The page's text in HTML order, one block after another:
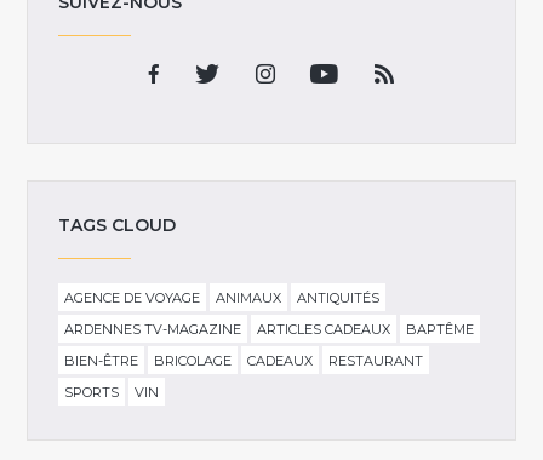
TAGS CLOUD
AGENCE DE VOYAGE ANIMAUX
ANTIQUITÉS
ARDENNES TV-MAGAZINE
ARTICLES CADEAUX
BAPTÊME
BIEN-ÊTRE
BRICOLAGE CADEAUX
RESTAURANT
SPORTS
VIN